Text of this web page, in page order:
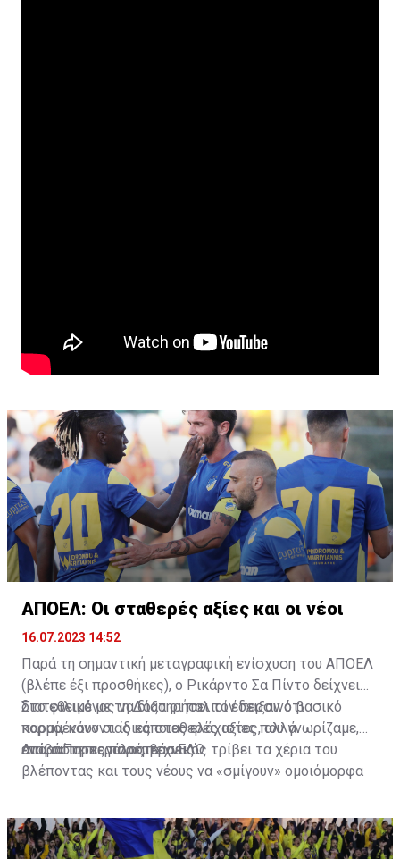
ΑΠΟΕΛ: Οι σταθερές αξίες και οι νέοι
16.07.2023 14:52
Παρά τη σημαντική μεταγραφική ενίσχυση του ΑΠΟΕΛ
(βλέπε έξι προσθήκες), ο Ρικάρντο Σα Πίντο δείχνει
διατεθειμένος να διατηρήσει τον περσινό βασικό
κορμό, κάνοντας κάποιες ελάχιστες, αλλά
απαραίτητες παρεμβάσεις.
Στο φιλικό με τη Δόξα οι παλιοί έδειξαν ότι
παραμένουν οι ίδιες σταθερές αξίες που γνωρίζαμε,
ενώ ο Πορτογάλος τεχνικός τρίβει τα χέρια του
βλέποντας και τους νέους να «σμίγουν» ομοιόμορφα
Διαβάστε περισσότεραΕΔΩ.